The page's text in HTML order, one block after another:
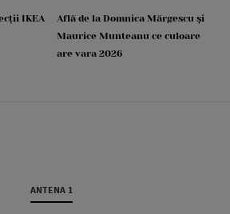
IKEA
Află de la Domnica Mărgescu și
Maurice Munteanu ce culoare
are vara 2026
ANTENA 1